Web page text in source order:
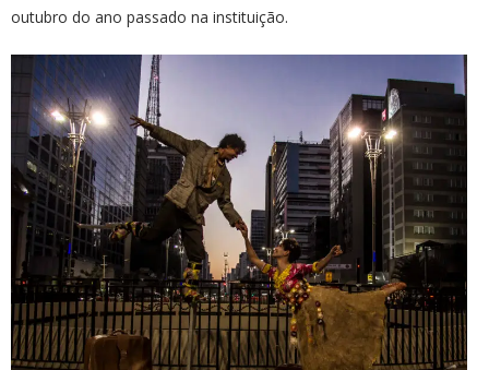
outubro do ano passado na instituição.